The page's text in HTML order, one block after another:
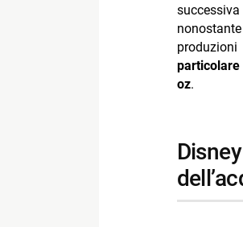
oz.
disney e lucasfilm: anno di chiusura